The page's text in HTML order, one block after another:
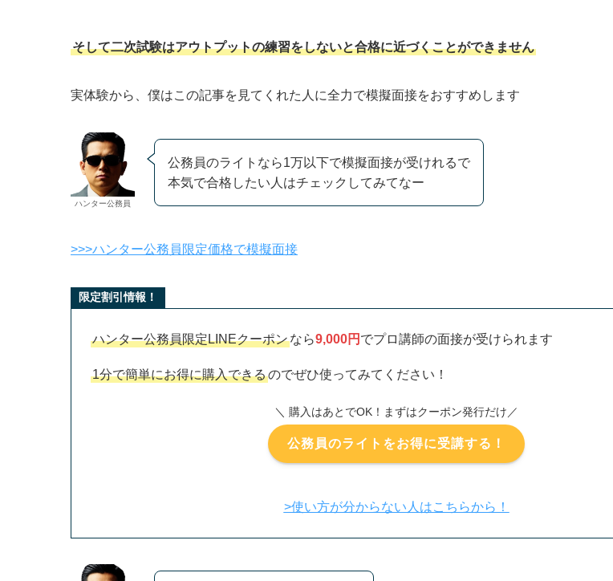
そして二次試験はアウトプットの練習をしないと合格に近づくことができません
実体験から、僕はこの記事を見てくれた人に全力で模擬面接をおすすめします
ハンター公務員
公務員のライトなら1万以下で模擬面接が受けれるで
本気で合格したい人はチェックしてみてなー
>>>ハンター公務員限定価格で模擬面接
限定割引情報！
ハンター公務員限定LINEクーポンなら9,000円 でプロ講師の面接が受けられます
1分で簡単にお得に購入できるのでぜひ使ってみてください！
＼ 購入はあとでOK！まずはクーポン発行だけ／
公務員のライトをお得に受講する！
>使い方が分からない人はこちらから！